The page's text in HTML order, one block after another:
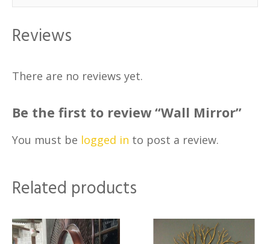
Reviews
There are no reviews yet.
Be the first to review “Wall Mirror”
You must be logged in to post a review.
Related products